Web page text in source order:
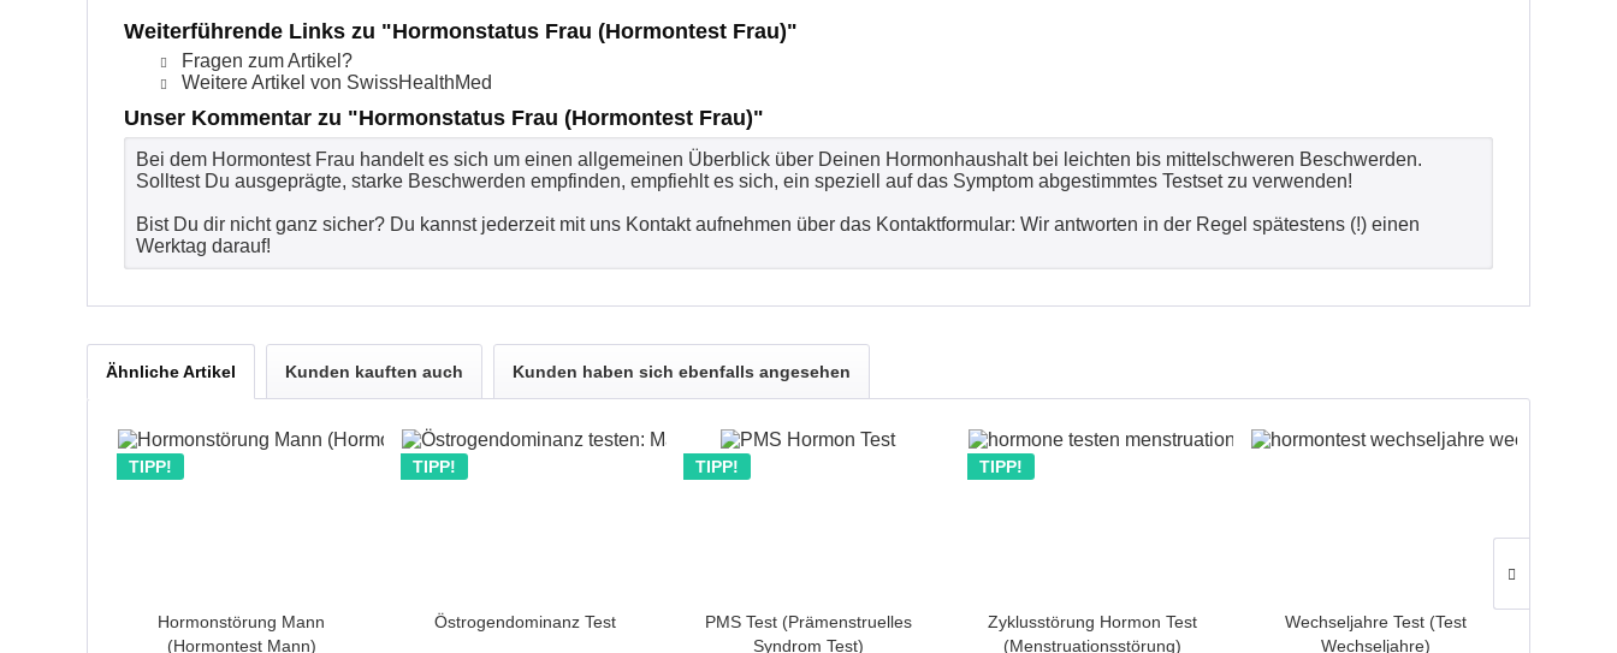
Weiterführende Links zu "Hormonstatus Frau (Hormontest Frau)"
Fragen zum Artikel?
Weitere Artikel von SwissHealthMed
Unser Kommentar zu "Hormonstatus Frau (Hormontest Frau)"
Bei dem Hormontest Frau handelt es sich um einen allgemeinen Überblick über Deinen Hormonhaushalt bei leichten bis mittelschweren Beschwerden.
Solltest Du ausgeprägte, starke Beschwerden empfinden, empfiehlt es sich, ein speziell auf das Symptom abgestimmtes Testset zu verwenden!
Bist Du dir nicht ganz sicher? Du kannst jederzeit mit uns Kontakt aufnehmen über das Kontaktformular: Wir antworten in der Regel spätestens (!) einen
Werktag darauf!
Ähnliche Artikel Kunden kauften auch Kunden haben sich ebenfalls angesehen
TIPP!
Hormonstörung Mann
(Hormontest Mann)
TIPP!
Östrogendominanz Test
TIPP!
PMS Test (Prämenstruelles
Syndrom Test)
TIPP!
Zyklusstörung Hormon Test
(Menstruationsstörung)
Wechseljahre Test (Test
Wechseljahre)